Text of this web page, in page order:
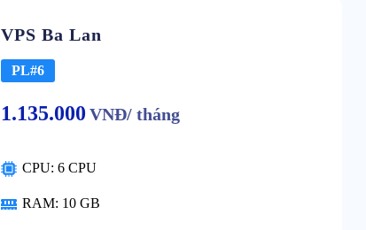
VPS Ba Lan
PL#6
1.135.000 VNĐ/ tháng
CPU: 6 CPU
RAM: 10 GB